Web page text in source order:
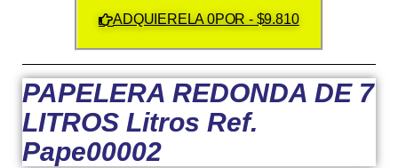
ADQUIERELA 0POR - $9.810
PAPELERA REDONDA DE 7
LITROS Litros Ref.
Pape00002